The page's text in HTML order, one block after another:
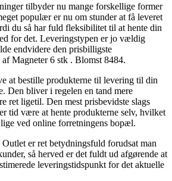
tilbyder nu mange forskellige former
populær er nu om stunder at få leveret
du så har fuld fleksibilitet til at hente din
for det. Leveringstypen er jo vældig
endvidere den prisbilligste
Magneter 6 stk . Blomst 8484.
at bestille produkterne til levering til din
Den bliver i regelen en tand mere
ret ligetil. Den mest prisbevidste slags
tid være at hente produkterne selv, hvilket
ved online forretningens bopæl.
er ret betydningsfuld forudsat man
så herved er det fuldt ud afgørende at
leveringstidspunkt for det aktuelle